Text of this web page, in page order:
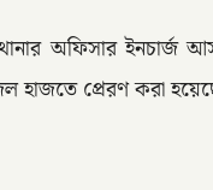
অফিসার ইনচার্জ
হাজতে প্রেরণ করা